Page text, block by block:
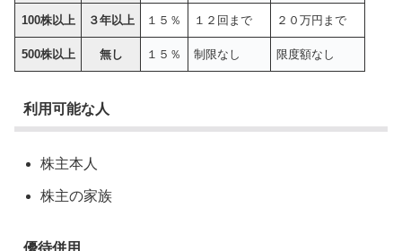
100株以上 ３年以上 １５％ １２回まで ２０万円まで
500株以上 無し １５％ 制限なし 限度額なし
利用可能な人
株主本人
株主の家族
優待併用